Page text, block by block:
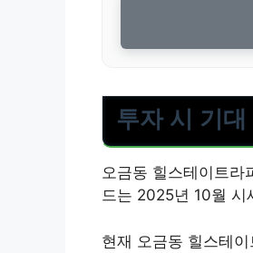
투자 시 기대
오금동 힐스테이트라
드는 2025년 10월 시
현재 오금동 힐스테